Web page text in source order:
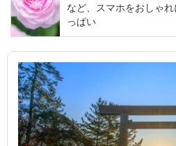
など、スマホをおしゃ
っぱい